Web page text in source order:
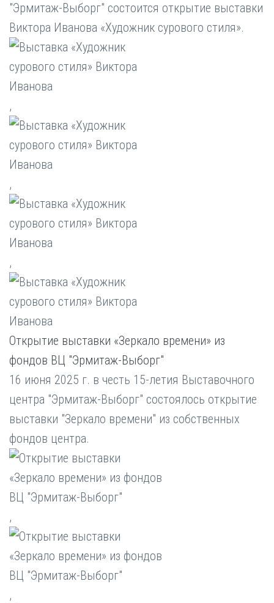
"Эрмитаж-Выборг" состоится открытие выставки
Виктора Иванова «Художник сурового стиля».
,
,
,
Открытие выставки «Зеркало времени» из
фондов ВЦ "Эрмитаж-Выборг"
16 июня 2025 г. в честь 15-летия Выставочного
центра "Эрмитаж-Выборг" состоялось открытие
выставки "Зеркало времени" из собственных
фондов центра.
,
,